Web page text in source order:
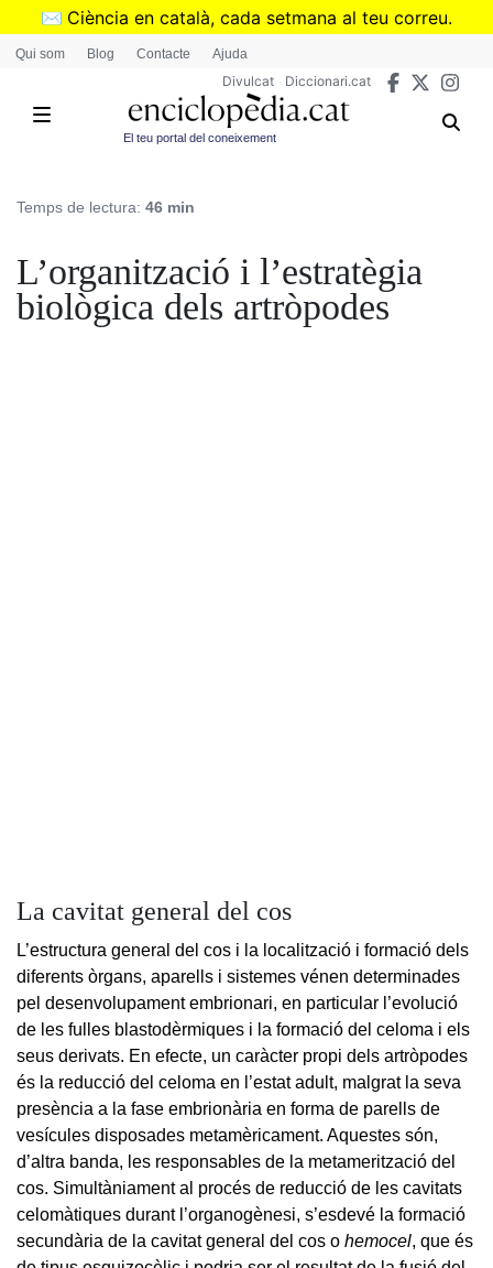
Vés
✉️ Ciència en català, cada setmana al teu correu.
➜Subscriu-te al butlletí de Divulcat
Qui som Blog Contacte Ajuda
Divulcat Diccionari.cat
El teu portal del coneixement
Temps de lectura: 46 min
L’organització i l’estratègia
biològica dels artròpodes
La cavitat general del cos
L’estructura general del cos i la localització i formació dels
diferents òrgans, aparells i sistemes vénen determinades
pel desenvolupament embrionari, en particular l’evolució
de les fulles blastodèrmiques i la formació del celoma i els
seus derivats. En efecte, un caràcter propi dels artròpodes
és la reducció del celoma en l’estat adult, malgrat la seva
presència a la fase embrionària en forma de parells de
vesícules disposades metamèricament. Aquestes són,
d’altra banda, les responsables de la metamerització del
cos. Simultàniament al procés de reducció de les cavitats
celomàtiques durant l’organogènesi, s’esdevé la formació
secundària de la cavitat general del cos o hemocel, que és